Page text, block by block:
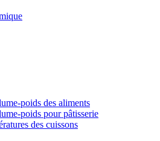
poids des aliments
poids pour pâtisserie
des cuissons